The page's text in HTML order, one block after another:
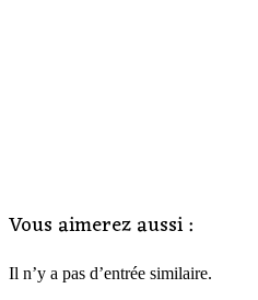
Vous aimerez aussi :
Il n’y a pas d’entrée similaire.